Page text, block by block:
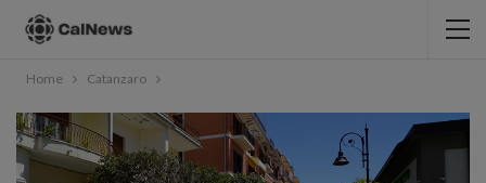
Home Catanzaro